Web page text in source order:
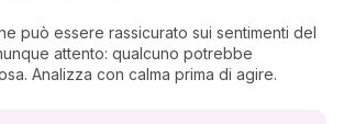
può essere rassicurato sui sentimenti del
attento: qualcuno potrebbe
Analizza con calma prima di agire.